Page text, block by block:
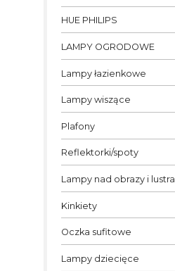
HUE PHILIPS
LAMPY OGRODOWE
Lampy łazienkowe
Lampy wiszące
Plafony
Reflektorki/spoty
Lampy nad obrazy i lustra
Kinkiety
Oczka sufitowe
Lampy dziecięce